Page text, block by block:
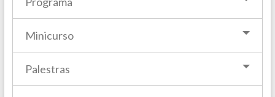
Minicurso
Palestras